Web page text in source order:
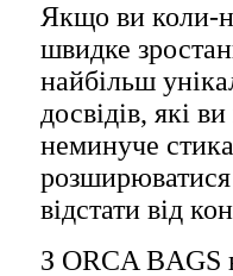
Якщо ви коли-
швидке
найбільш
досвідів, які
неминуче
відстати від
З ORCA BAGS